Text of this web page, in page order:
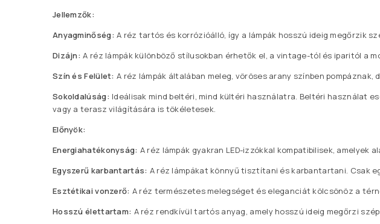
Jellemzők:
Anyagminőség: A réz tartós és korrózióálló, így a lámpák hosszú ideig megőrzik
Dizájn: A réz lámpák különböző stílusokban érhetők el, a vintage-tól és iparitól a
Szín és Felület: A réz lámpák általában meleg, vöröses arany színben
Sokoldalúság: Ideálisak mind beltéri, mind kültéri használatra. Beltéri használat
vagy a terasz világítására is tökéletesek.
Előnyök:
Energiahatékonyság: A réz lámpák gyakran LED-izzókkal kompatibilisek,
Egyszerű karbantartás: A réz lámpákat könnyű tisztítani és karbantartani. Csak
Esztétikai vonzerő: A réz természetes melegséget és eleganciát kölcsönöz a
Hosszú élettartam: A réz rendkívül tartós anyag, amely hosszú ideig megőrzi